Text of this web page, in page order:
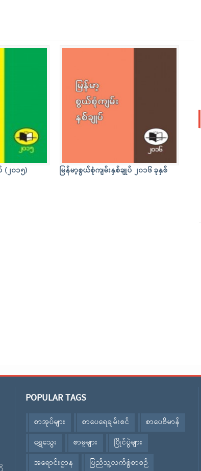
(၂၀၁၅) မြန်မာ့စွယ်စုံကျမ်းနှစ်ချုပ် ၂၀၁၆ ခုနှစ်
POPULAR TAGS
စာအုပ်များ စာပေရေချမ်းစင်
စာပေဗိမာန်
ရွှေသွေး
စာမူများ
ပြိုင်ပွဲများ
အရောင်းဌာန
ပြည်သူ့လက်စွဲစာစဉ်